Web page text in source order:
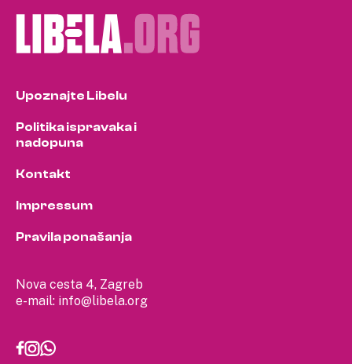
Nova cesta 4, Zagreb
e-mail: info@libela.org
Upoznajte Libelu
Politika ispravaka i
nadopuna
Kontakt
Impressum
Pravila ponašanja